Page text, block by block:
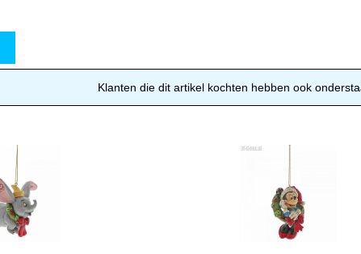
Klanten die dit artikel kochten hebben ook